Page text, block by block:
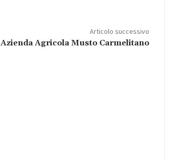
Articolo successivo
Azienda Agricola Musto Carmelitano